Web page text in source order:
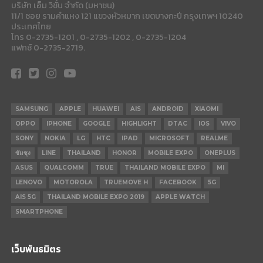
บริษัท เอ็ม วิชั่น จำกัด (มหาชน)
11/1 ซอย รามคำแหง 121 แขวงหัวหมาก เขตบางกะปี กรุงเทพฯ 10240
ประเทศไทย
โทร 0-2735-1201 , 0-2735-1202 , 0-2735-1204
แฟกซ์ 0-2735-2719.
SAMSUNG APPLE HUAWEI AIS ANDROID
XIAOMI
OPPO
IPHONE GOOGLE HIGHLIGHT DTAC IOS
VIVO
SONY
NOKIA LG HTC IPAD MICROSOFT
REALME
ซัมซุง
LINE THAILAND HONOR MOBILE EXPO
ONEPLUS
ASUS
QUALCOMM TRUE THAILAND MOBILE EXPO
MI
LENOVO
MOTOROLA TRUEMOVE H FACEBOOK
5G
AIS 5G
THAILAND MOBILE EXPO 2019
APPLE WATCH
SMARTPHONE
เว็บพันธมิตร